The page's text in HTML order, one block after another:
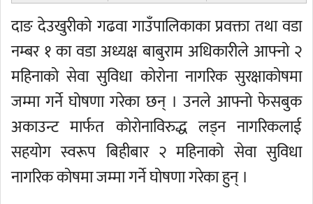
दाङ देउखुरीको गढवा गाउँपालिकाका प्रवक्ता तथा वडा
नम्बर १ का वडा अध्यक्ष बाबुराम अधिकारीले आफ्नो २
महिनाको सेवा सुविधा कोरोना नागरिक सुरक्षाकोषमा
जम्मा गर्ने घोषणा गरेका छन् । उनले आफ्नो फेसबुक
अकाउन्ट मार्फत कोरोनाविरुद्ध लड्न नागरिकलाई
सहयोग स्वरूप बिहीबार २ महिनाको सेवा सुविधा
नागरिक कोषमा जम्मा गर्ने घोषणा गरेका हुन् ।